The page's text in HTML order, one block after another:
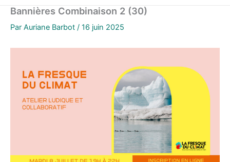
Bannières Combinaison 2 (30)
Par Auriane Barbot / 16 juin 2025